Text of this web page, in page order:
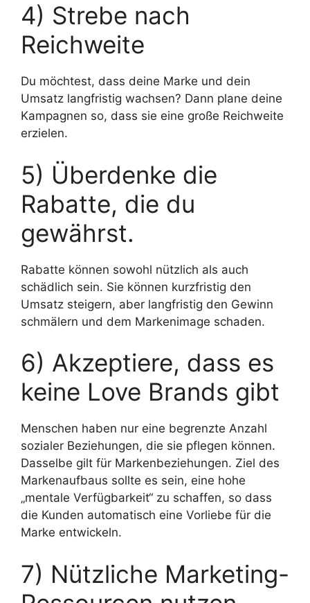
4) Strebe nach
Reichweite
Du möchtest, dass deine Marke und dein
Umsatz langfristig wachsen? Dann plane deine
Kampagnen so, dass sie eine große Reichweite
erzielen.
5) Überdenke die
Rabatte, die du
gewährst.
Rabatte können sowohl nützlich als auch
schädlich sein. Sie können kurzfristig den
Umsatz steigern, aber langfristig den Gewinn
schmälern und dem Markenimage schaden.
6) Akzeptiere, dass es
keine Love Brands gibt
Menschen haben nur eine begrenzte Anzahl
sozialer Beziehungen, die sie pflegen können.
Dasselbe gilt für Markenbeziehungen. Ziel des
Markenaufbaus sollte es sein, eine hohe
„mentale Verfügbarkeit“ zu schaffen, so dass
die Kunden automatisch eine Vorliebe für die
Marke entwickeln.
7) Nützliche Marketing-